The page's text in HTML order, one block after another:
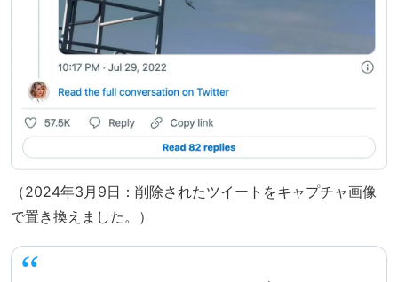
（2024年3月9日：削除されたツイートをキャプチャ画像
で置き換えました。）